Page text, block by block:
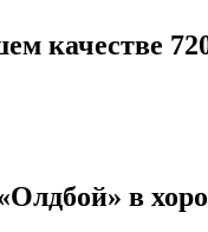
качестве
в